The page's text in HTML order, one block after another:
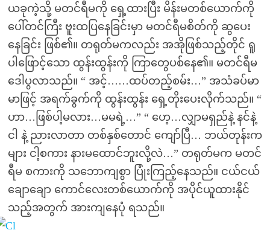
ယခုကဲ့သို့ မတင်ရီမကို ရှေ့ထားပြီး မိန်းမတစ်ယောက်ကို
ပေါ်တင်ကြီး ဗူးထပြနေခြင်းမှာ မတင်ရီမစိတ်ကို ဆွပေး
နေခြင်း ဖြစ်၏။ တရုတ်မကလည်း အအိုဖြစ်သည့်တိုင် ရူ
ပါဖြောင့်သော ထွန်းထွန်းကို ကြာတွေပစ်နေ၏။ မတင်ရီမ
ဒေါပွလာသည်။ “ အင့်……ထပ်တည့်စမ်း…” အသံခပ်မာ
မာဖြင့် အရက်ခွက်ကို ထွန်းထွန်း ရှေ့တိုးပေးလိုက်သည်။ “
ဟာ…ဖြစ်ပါ့မလား…မမရဲ့…” “ ဟေ့…လျှာမရှည်နဲ့ နင်နဲ့
ငါ နဲ့ ညားလာတာ တစ်နှစ်တောင် ကျော်ပြီ… ဘယ်တုန်းက
များ ငါ့စကား နားမထောင်ဘူးလို့လဲ…” တရုတ်မက မတင်
ရီမ စကားကို သဘောကျစွာ ပြုံးကြည့်နေသည်။ ငယ်ငယ်
ချောချော ကောင်လေးတစ်ယောက်ကို အပိုင်ယူထားနိုင်
သည့်အတွက် အားကျနေပုံ ရသည်။